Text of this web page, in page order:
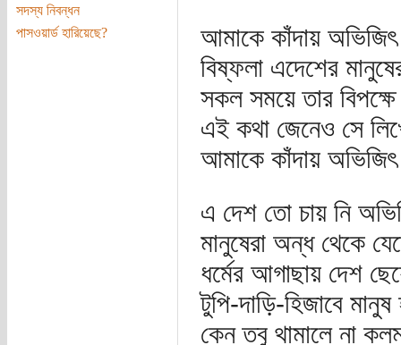
সদস্য নিবন্ধন
পাসওয়ার্ড হারিয়েছে?
আমাকে কাঁদায় অভিজিৎ
বিষ্ফলা এদেশের
সকল সময়ে তার বিপক্ষে
এই কথা জেনেও সে
আমাকে কাঁদায়
এ দেশ তো চায় নি
মানুষেরা অন্ধ থেকে
ধর্মের আগাছায় দেশ
টুপি-দাড়ি-হিজাবে মানুষ
কেন তবু থামালে না